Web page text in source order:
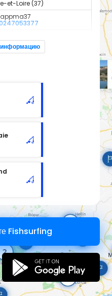
et-Loire (37)
km classé en 2ème
информацию
Fishsurfing